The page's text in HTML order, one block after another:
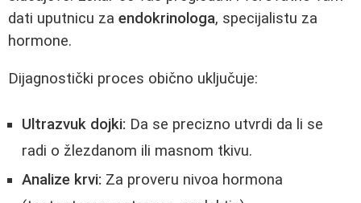
dati uputnicu za endokrinologa, specijalistu za
hormone.
Dijagnostički proces obično uključuje:
Ultrazvuk dojki: Da se precizno utvrdi da li se
radi o žlezdanom ili masnom tkivu.
Analize krvi: Za proveru nivoa hormona